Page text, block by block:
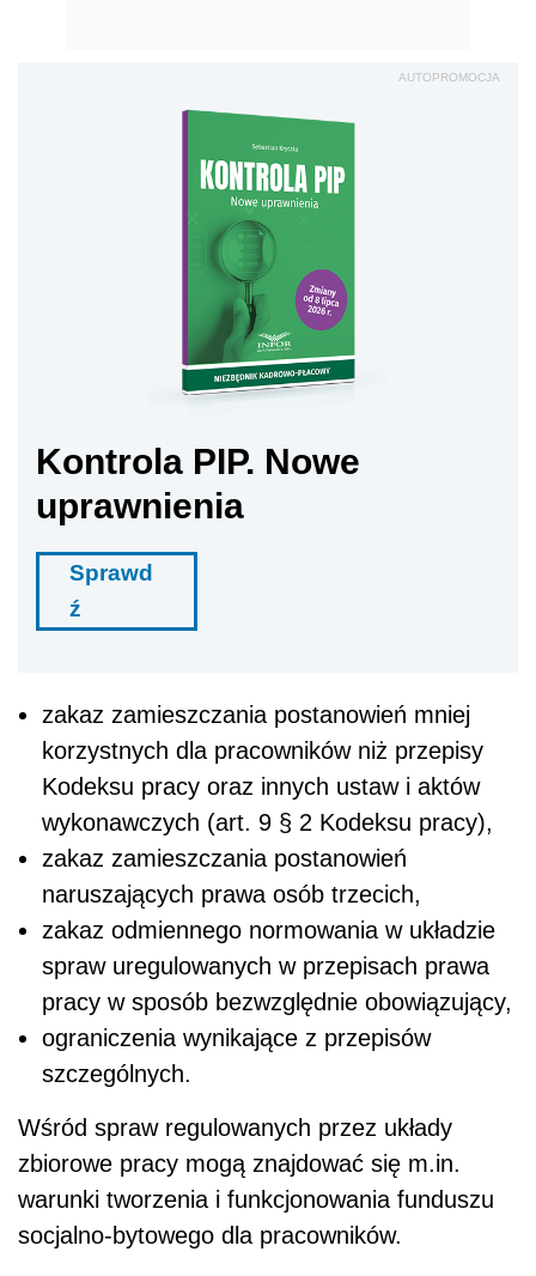
AUTOPROMOCJA
Kontrola PIP. Nowe
uprawnienia
Sprawd
ź
zakaz zamieszczania postanowień mniej
korzystnych dla pracowników niż przepisy
Kodeksu pracy oraz innych ustaw i aktów
wykonawczych (art. 9 § 2 Kodeksu pracy),
zakaz zamieszczania postanowień
naruszających prawa osób trzecich,
zakaz odmiennego normowania w układzie
spraw uregulowanych w przepisach prawa
pracy w sposób bezwzględnie obowiązujący,
ograniczenia wynikające z przepisów
szczególnych.
Wśród spraw regulowanych przez układy
zbiorowe pracy mogą znajdować się m.in.
warunki tworzenia i funkcjonowania funduszu
socjalno-bytowego dla pracowników.